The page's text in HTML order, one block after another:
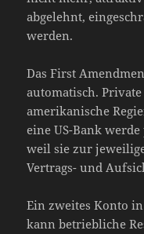
abgelehnt,
werden.
Das First
automatisch.
amerikanische
eine US-Bank
weil sie zur
Vertrags- und
Ein zweites Konto
kann betriebliche